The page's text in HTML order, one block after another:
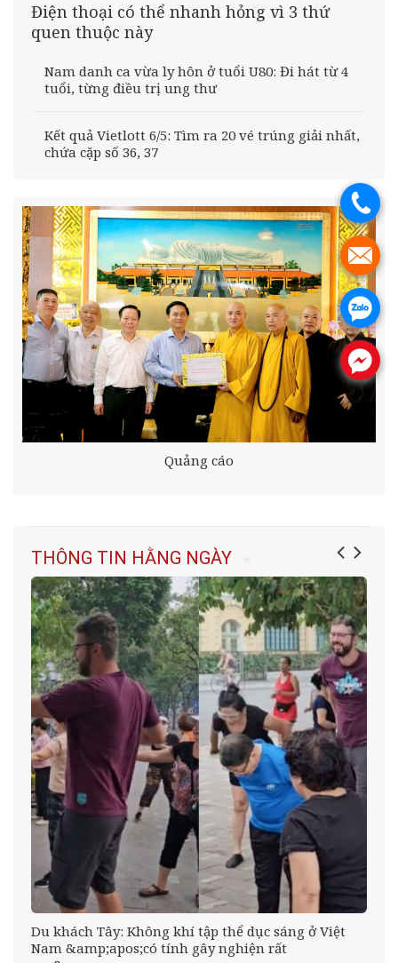
Điện thoại có thể nhanh hỏng vì 3 thứ
quen thuộc này
Nam danh ca vừa ly hôn ở tuổi U80: Đi hát từ 4
tuổi, từng điều trị ung thư
Kết quả Vietlott 6/5: Tìm ra 20 vé trúng giải nhất,
chứa cặp số 36, 37
Quảng cáo
THÔNG TIN HẰNG NGÀY
Du khách Tây: Không khí tập thể dục sáng ở Việt
Nam &amp;apos;có tính gây nghiện rất
.
.
.
.